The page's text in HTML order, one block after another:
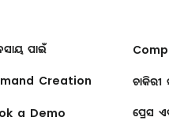
ପାଇଁ
Creation
a Demo ପ୍ରେସ